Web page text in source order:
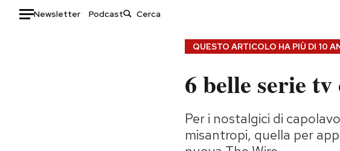
Newsletter Podcast
Consumismi
QUESTO ARTICOLO HA PIÙ DI 10
6 belle serie
Per i nostalgici di
misantropi, quella per